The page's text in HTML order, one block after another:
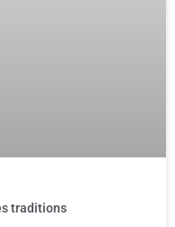
traditions